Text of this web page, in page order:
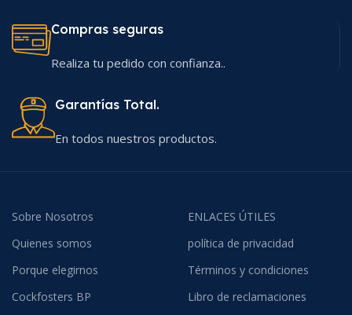
Compras seguras
Realiza tu pedido con confianza..
Garantías Total.
En todos nuestros productos.
Sobre Nosotros
Quienes somos
Porque elegirnos
Cockfosters BP
ENLACES ÚTILES
política de privacidad
Términos y condiciones
Libro de reclamaciones